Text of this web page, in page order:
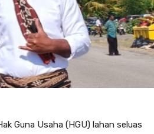
Guna Usaha (HGU) lahan seluas